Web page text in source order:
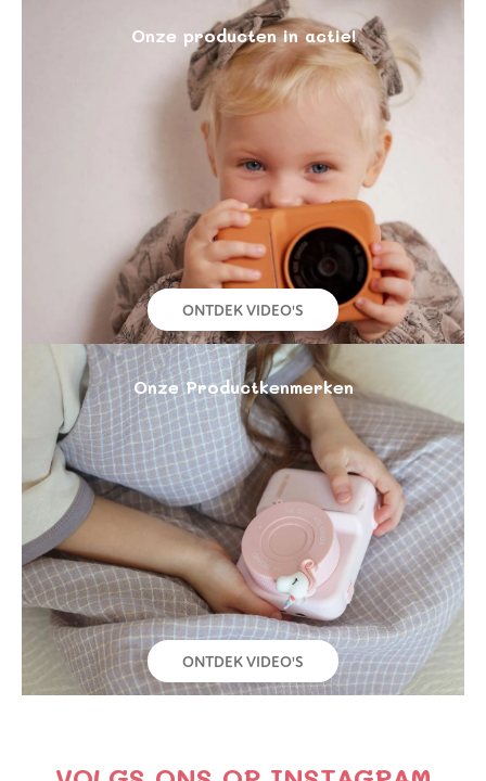
Onze producten in actie!
ONTDEK VIDEO'S
Onze Productkenmerken
ONTDEK VIDEO'S